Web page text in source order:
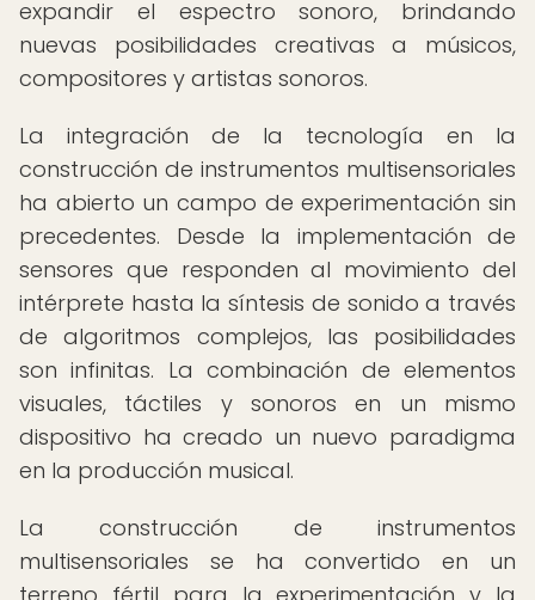
expandir el espectro sonoro, brindando
nuevas posibilidades creativas a músicos,
compositores y artistas sonoros.
La integración de la tecnología en la
construcción de instrumentos multisensoriales
ha abierto un campo de experimentación sin
precedentes. Desde la implementación de
sensores que responden al movimiento del
intérprete hasta la síntesis de sonido a través
de algoritmos complejos, las posibilidades
son infinitas. La combinación de elementos
visuales, táctiles y sonoros en un mismo
dispositivo ha creado un nuevo paradigma
en la producción musical.
La construcción de instrumentos
multisensoriales se ha convertido en un